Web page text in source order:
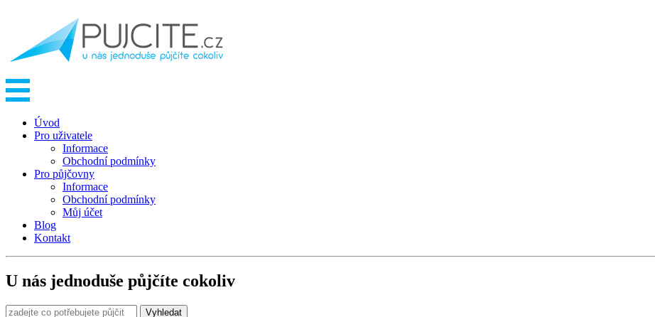
Úvod
Pro uživatele
Informace
Obchodní podmínky
Pro půjčovny
Informace
Obchodní podmínky
Můj účet
Blog
Kontakt
U nás jednoduše půjčíte cokoliv
Vyhledat